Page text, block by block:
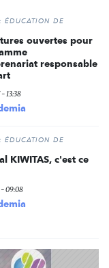
DE
ouvertes pour
responsable
13:38
DE
KIWITAS, c'est ce
09:08